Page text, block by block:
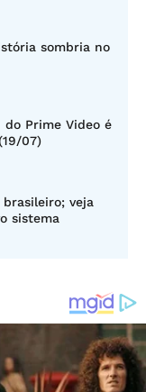
sombria no
do Prime Video é
07)
veja
sistema